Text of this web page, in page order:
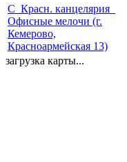
С_Красн. канцелярия_
Офисные мелочи (г.
Кемерово,
Красноармейская 13)
загрузка карты...